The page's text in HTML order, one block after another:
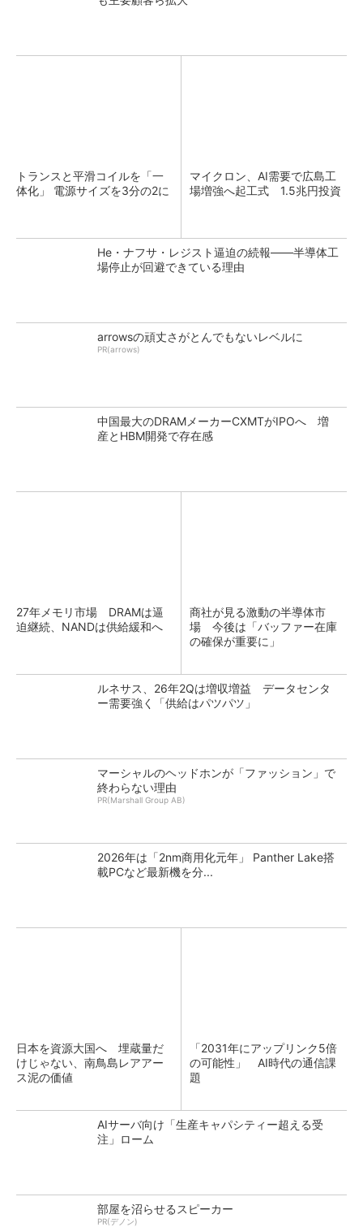
トランスと平滑コイルを「一
体化」 電源サイズを3分の2に
マイクロン、AI需要で広島工
場増強へ起工式 1.5兆円投資
He・ナフサ・レジスト逼迫の続報――半導体工
場停止が回避できている理由
arrowsの頑丈さがとんでもないレベルに
PR(arrows)
中国最大のDRAMメーカーCXMTがIPOへ 増
産とHBM開発で存在感
27年メモリ市場 DRAMは逼
迫継続、NANDは供給緩和へ
商社が見る激動の半導体市
場 今後は「バッファー在庫
の確保が重要に」
ルネサス、26年2Qは増収増益 データセンタ
ー需要強く「供給はパツパツ」
マーシャルのヘッドホンが「ファッション」で
終わらない理由
PR(Marshall Group AB)
2026年は「2nm商用化元年」 Panther Lake搭
載PCなど最新機を分...
日本を資源大国へ 埋蔵量だ
けじゃない、南鳥島レアアー
ス泥の価値
「2031年にアップリンク5倍
の可能性」 AI時代の通信課
題
AIサーバ向け「生産キャパシティー超える受
注」ローム
部屋を沼らせるスピーカー
PR(デノン)